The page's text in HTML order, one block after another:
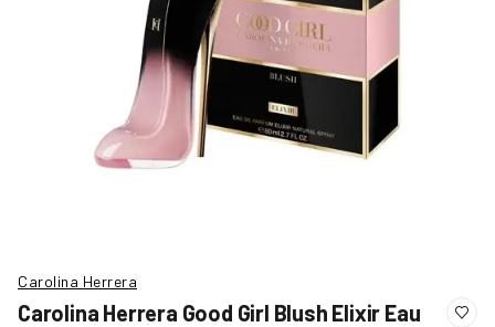
Carolina Herrera
Carolina Herrera Good Girl Blush Elixir Eau